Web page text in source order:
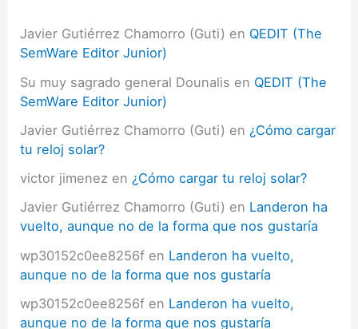
Javier Gutiérrez Chamorro (Guti) en QEDIT (The
SemWare Editor Junior)
Su muy sagrado general Dounalis en QEDIT (The
SemWare Editor Junior)
Javier Gutiérrez Chamorro (Guti) en ¿Cómo cargar
tu reloj solar?
victor jimenez en ¿Cómo cargar tu reloj solar?
Javier Gutiérrez Chamorro (Guti) en Landeron ha
vuelto, aunque no de la forma que nos gustaría
wp30152c0ee8256f en Landeron ha vuelto,
aunque no de la forma que nos gustaría
wp30152c0ee8256f en Landeron ha vuelto,
aunque no de la forma que nos gustaría